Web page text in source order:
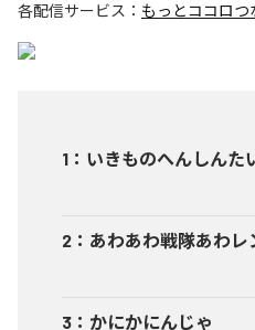
各配信サービス： もっとココロつ
1 ： いきものへんしんた
2 ： あわあわ戦隊あわレ
3 ： かにかにんじゃ